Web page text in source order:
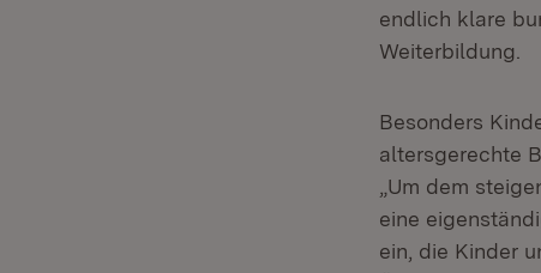
endlich klare
Weiterbildung.
Besonders
altersgerechte
„Um dem
eine
ein, die Kinder